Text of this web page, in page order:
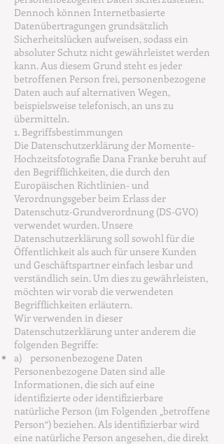
Dennoch können Internetbasierte
Datenübertragungen grundsätzlich
Sicherheitslücken aufweisen, sodass ein
absoluter Schutz nicht gewährleistet werden
kann. Aus diesem Grund steht es jeder
betroffenen Person frei, personenbezogene
Daten auch auf alternativen Wegen,
beispielsweise telefonisch, an uns zu
übermitteln.
1. Begriffsbestimmungen
Die Datenschutzerklärung der Momente-
Hochzeitsfotografie Dana Franke beruht auf
den Begrifflichkeiten, die durch den
Europäischen Richtlinien- und
Verordnungsgeber beim Erlass der
Datenschutz-Grundverordnung (DS-GVO)
verwendet wurden. Unsere
Datenschutzerklärung soll sowohl für die
Öffentlichkeit als auch für unsere Kunden
und Geschäftspartner einfach lesbar und
verständlich sein. Um dies zu gewährleisten,
möchten wir vorab die verwendeten
Begrifflichkeiten erläutern.
Wir verwenden in dieser
Datenschutzerklärung unter anderem die
folgenden Begriffe:
a) personenbezogene Daten
Personenbezogene Daten sind alle
Informationen, die sich auf eine
identifizierte oder identifizierbare
natürliche Person (im Folgenden „betroffene
Person“) beziehen. Als identifizierbar wird
eine natürliche Person angesehen, die direkt